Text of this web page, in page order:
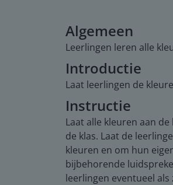
Algemeen
Leerlingen leren alle
Introductie
Laat leerlingen de
Instructie
Laat alle kleuren aan
de klas. Laat de
kleuren en om hun
bijbehorende
leerlingen eventueel